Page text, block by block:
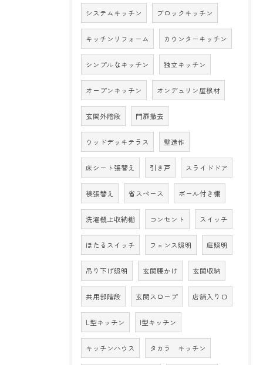
システムキッチン ブロックキッチン
キッチンリフォーム カウンターキッチン
シンプルなキッチン 独立キッチン
オープンキッチン オンデュリン屋根材
玄関外階段 門扉撤去
ウッドデッキテラス 壁造作
床シート張替え 引き戸 スライドドア
襖張替え 省スペース ポール付き棚
洗濯機上収納棚 コンセント スイッチ
ほたるスイッチ フェンス照明 庭照明
吊り下げ照明 玄関腰かけ 玄関収納
共用部階段 玄関スロープ 店舗入り口
L型キッチン I型キッチン
キッチンハウス タカラ キッチン